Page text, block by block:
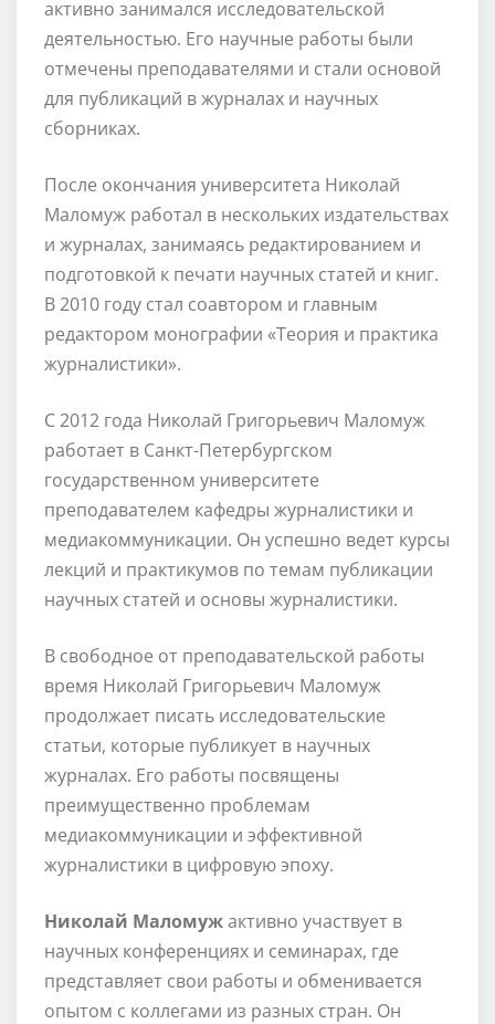
активно занимался исследовательской
деятельностью. Его научные работы были
отмечены преподавателями и стали основой
для публикаций в журналах и научных
сборниках.
После окончания университета Николай
Маломуж работал в нескольких издательствах
и журналах, занимаясь редактированием и
подготовкой к печати научных статей и книг.
В 2010 году стал соавтором и главным
редактором монографии «Теория и практика
журналистики».
С 2012 года Николай Григорьевич Маломуж
работает в Санкт-Петербургском
государственном университете
преподавателем кафедры журналистики и
медиакоммуникации. Он успешно ведет курсы
лекций и практикумов по темам публикации
научных статей и основы журналистики.
В свободное от преподавательской работы
время Николай Григорьевич Маломуж
продолжает писать исследовательские
статьи, которые публикует в научных
журналах. Его работы посвящены
преимущественно проблемам
медиакоммуникации и эффективной
журналистики в цифровую эпоху.
Николай Маломужактивно участвует в
научных конференциях и семинарах, где
представляет свои работы и обменивается
опытом с коллегами из разных стран. Он